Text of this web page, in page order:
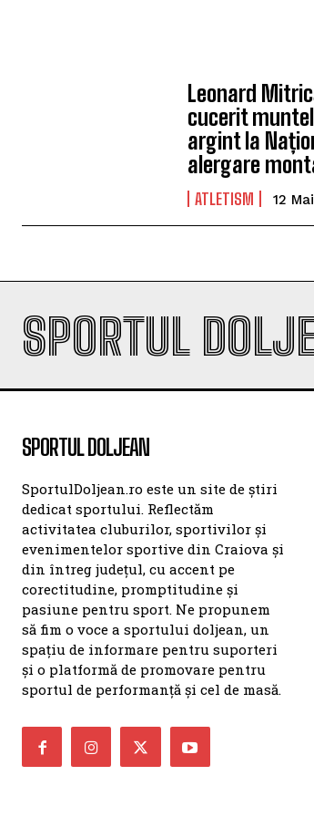
Leonard
cucerit
argint la
alergare
ATLETISM 12
SPORTUL
SPORTUL DOLJEAN
SportulDoljean.ro este un site de știri
dedicat sportului. Reflectăm
activitatea cluburilor, sportivilor și
evenimentelor sportive din Craiova și
din întreg județul, cu accent pe
corectitudine, promptitudine și
pasiune pentru sport. Ne propunem
să fim o voce a sportului doljean, un
spațiu de informare pentru suporteri
și o platformă de promovare pentru
sportul de performanță și cel de masă.